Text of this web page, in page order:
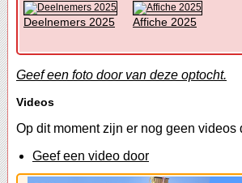
Deelnemers 2025 Affiche 2025
Geef een foto door van deze optocht.
Videos
Op dit moment zijn er nog geen videos
Geef een video door